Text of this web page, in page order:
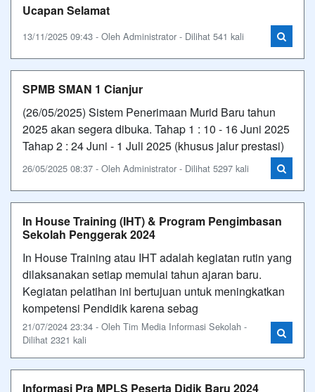
Ucapan Selamat
13/11/2025 09:43 - Oleh Administrator - Dilihat 541 kali
SPMB SMAN 1 Cianjur
(26/05/2025) Sistem Penerimaan Murid Baru tahun
2025 akan segera dibuka. Tahap 1 : 10 - 16 Juni 2025
Tahap 2 : 24 Juni - 1 Juli 2025 (khusus jalur prestasi)
26/05/2025 08:37 - Oleh Administrator - Dilihat 5297 kali
In House Training (IHT) & Program Pengimbasan
Sekolah Penggerak 2024
In House Training atau IHT adalah kegiatan rutin yang
dilaksanakan setiap memulai tahun ajaran baru.
Kegiatan pelatihan ini bertujuan untuk meningkatkan
kompetensi Pendidik karena sebag
21/07/2024 23:34 - Oleh Tim Media Informasi Sekolah -
Dilihat 2321 kali
Informasi Pra MPLS Peserta Didik Baru 2024